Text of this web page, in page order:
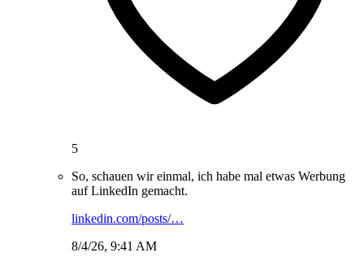
5
So, schauen wir einmal, ich habe mal etwas Werbung
auf LinkedIn gemacht.
linkedin.com/posts/…
8/4/26, 9:41 AM